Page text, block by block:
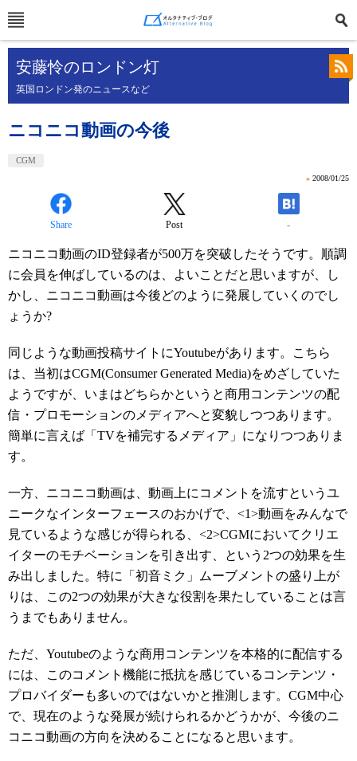
安藤怜のロンドン灯
英国ロンドン発のニュースなど
ニコニコ動画の今後
CGM
» 2008/01/25
Share Post -
ニコニコ動画のID登録者が500万を突破したそうです。順調
に会員を伸ばしているのは、よいことだと思いますが、し
かし、ニコニコ動画は今後どのように発展していくのでし
ょうか?
同じような動画投稿サイトにYoutubeがあります。こちら
は、当初はCGM(Consumer Generated Media)をめざしていた
ようですが、いまはどちらかというと商用コンテンツの配
信・プロモーションのメディアへと変貌しつつあります。
簡単に言えば「TVを補完するメディア」になりつつありま
す。
一方、ニコニコ動画は、動画上にコメントを流すというユ
ニークなインターフェースのおかげで、<1>動画をみんなで
見ているような感じが得られる、<2>CGMにおいてクリエ
イターのモチベーションを引き出す、という2つの効果を生
み出しました。特に「初音ミク」ムーブメントの盛り上が
りは、この2つの効果が大きな役割を果たしていることは言
うまでもありません。
ただ、Youtubeのような商用コンテンツを本格的に配信する
には、このコメント機能に抵抗を感じているコンテンツ・
プロバイダーも多いのではないかと推測します。CGM中心
で、現在のような発展が続けられるかどうかが、今後のニ
コニコ動画の方向を決めることになると思います。